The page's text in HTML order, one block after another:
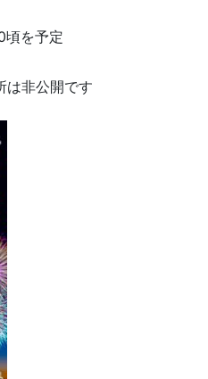
を予定
は非公開です